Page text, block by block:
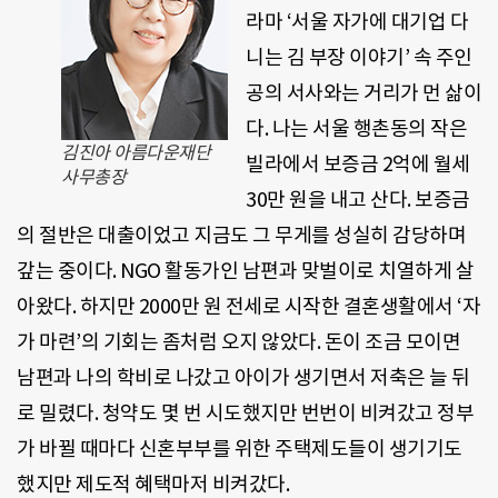
김진아 아름다운재단
사무총장
라마 ‘서울 자가에 대기업 다
니는 김 부장 이야기’ 속 주인
공의 서사와는 거리가 먼 삶이
다. 나는 서울 행촌동의 작은
빌라에서 보증금 2억에 월세
30만 원을 내고 산다. 보증금
의 절반은 대출이었고 지금도 그 무게를 성실히 감당하며
갚는 중이다. NGO 활동가인 남편과 맞벌이로 치열하게 살
아왔다. 하지만 2000만 원 전세로 시작한 결혼생활에서 ‘자
가 마련’의 기회는 좀처럼 오지 않았다. 돈이 조금 모이면
남편과 나의 학비로 나갔고 아이가 생기면서 저축은 늘 뒤
로 밀렸다. 청약도 몇 번 시도했지만 번번이 비켜갔고 정부
가 바뀔 때마다 신혼부부를 위한 주택제도들이 생기기도
했지만 제도적 혜택마저 비켜갔다.